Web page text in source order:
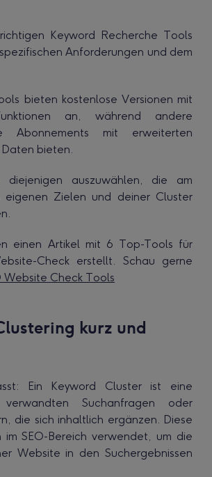
Keyword Recherche Tools
Anforderungen und dem
bieten kostenlose Versionen mit
an, während andere
Abonnements mit erweiterten
Daten bieten.
diejenigen auszuwählen, die am
eigenen Zielen und deiner Cluster
einen Artikel mit 6 Top-Tools für
Check erstellt. Schau gerne
Website Check Tools
kurz und
Ein Keyword Cluster ist eine
Suchanfragen oder
die sich inhaltlich ergänzen. Diese
im SEO-Bereich verwendet, um die
Website in den Suchergebnissen